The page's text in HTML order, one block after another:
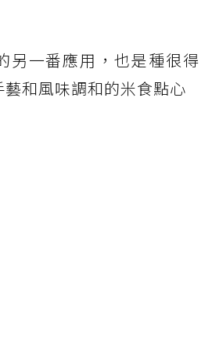
另一番應用，也是種很得
和風味調和的米食點心